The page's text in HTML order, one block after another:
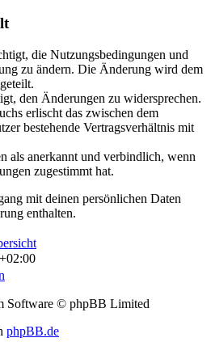
die Nutzungsbedingungen und
zu ändern. Die Änderung wird dem
den Änderungen zu widersprechen.
erlischt das zwischen dem
bestehende Vertragsverhältnis mit
als anerkannt und verbindlich, wenn
zugestimmt hat.
mit deinen persönlichen Daten
enthalten.
Software © phpBB Limited
phpBB.de